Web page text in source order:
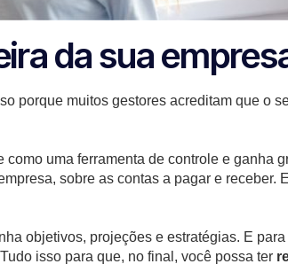
da sua
porque muitos gestores acreditam que o
uma ferramenta de controle e ganha
sobre as contas a pagar e receber.
objetivos, projeções e estratégias. E
isso para que, no final, você possa ter